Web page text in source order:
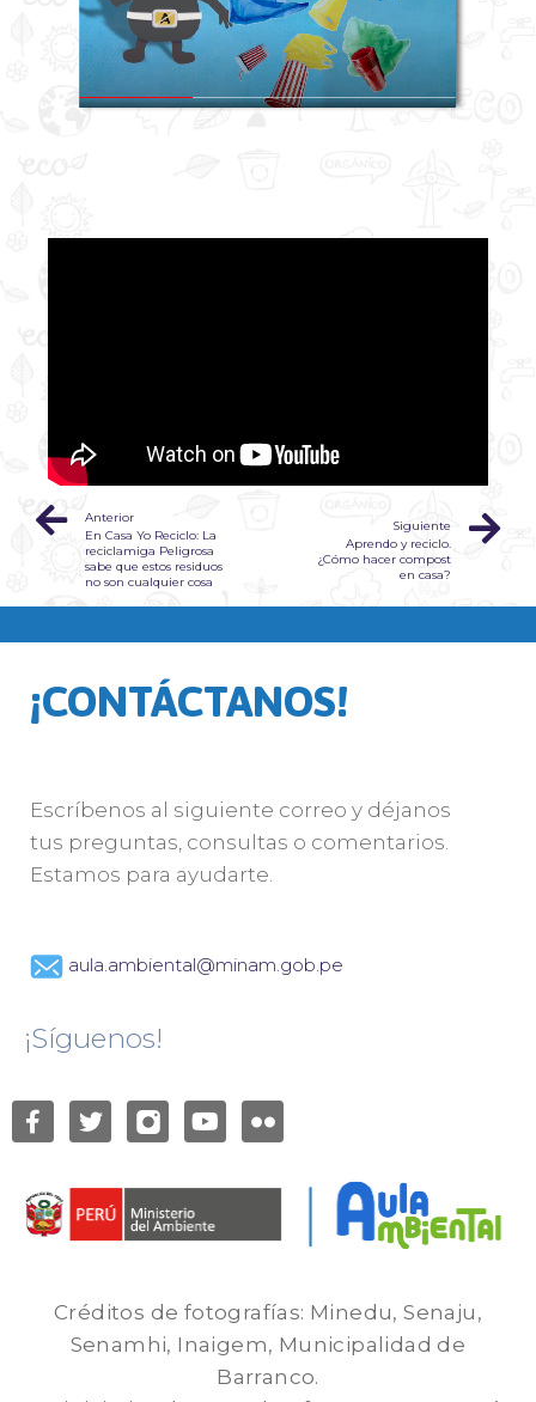
Anterior
En Casa Yo Reciclo: La
reciclamiga Peligrosa
sabe que estos residuos
no son cualquier cosa
Siguiente
Aprendo y reciclo.
¿Cómo hacer compost
en casa?
¡CONTÁCTANOS!
Escríbenos al siguiente correo y déjanos
tus preguntas, consultas o comentarios.
Estamos para ayudarte.
aula.ambiental@minam.gob.pe
¡Síguenos!
Créditos de fotografías: Minedu, Senaju,
Senamhi, Inaigem, Municipalidad de
Barranco.